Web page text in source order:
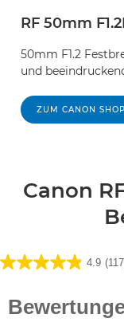
RF 50mm
50mm F1.2
und
ZUM CANON SHOP
Canon
4.9
4.9
Sternen.